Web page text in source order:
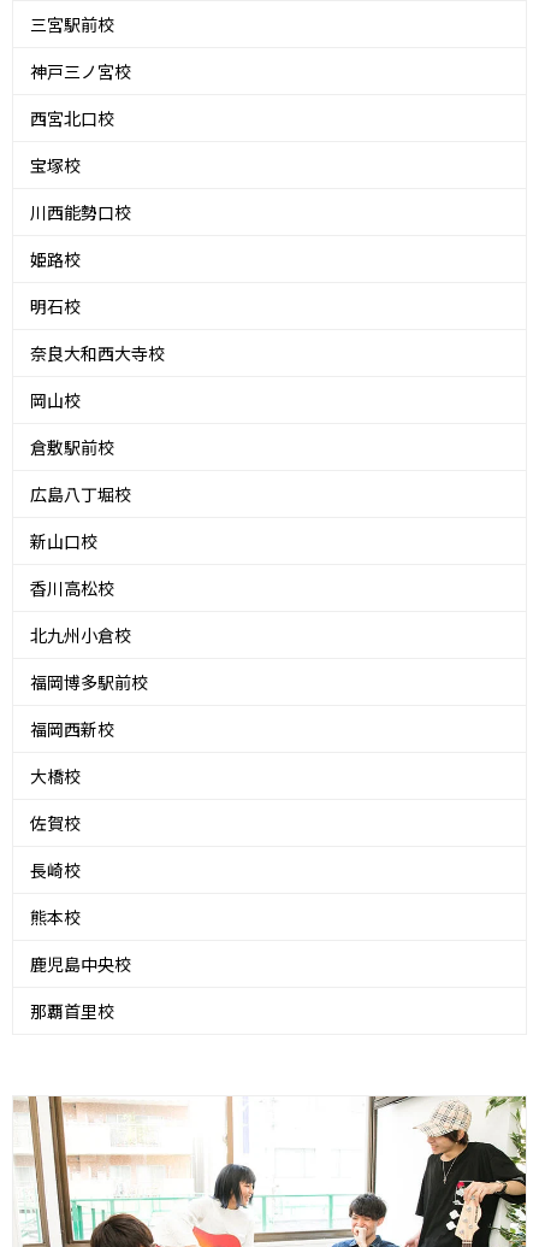
三宮駅前校
神戸三ノ宮校
西宮北口校
宝塚校
川西能勢口校
姫路校
明石校
奈良大和西大寺校
岡山校
倉敷駅前校
広島八丁堀校
新山口校
香川高松校
北九州小倉校
福岡博多駅前校
福岡西新校
大橋校
佐賀校
長崎校
熊本校
鹿児島中央校
那覇首里校